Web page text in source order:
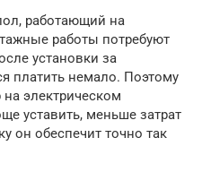
работающий на
работы потребуют
установки за
платить немало. Поэтому
электрическом
уставить, меньше затрат
он обеспечит точно так